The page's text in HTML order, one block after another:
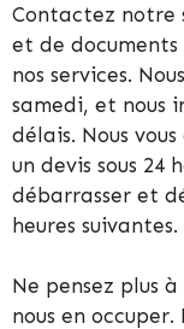
Contactez notre
et de documents
nos services.
samedi, et nous
délais. Nous
un devis sous 24
débarrasser et
heures suivantes.
Ne pensez plus
nous en